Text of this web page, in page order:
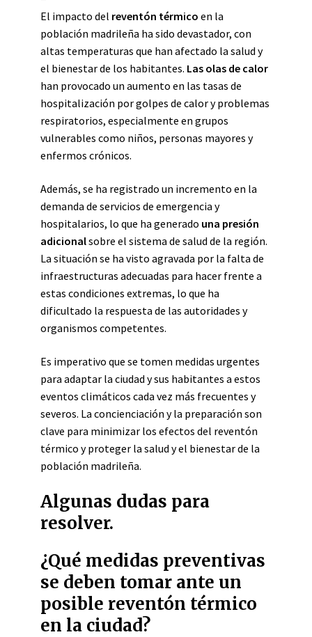
El impacto del reventón térmico en la
población madrileña ha sido devastador, con
altas temperaturas que han afectado la salud y
el bienestar de los habitantes. Las olas de calor
han provocado un aumento en las tasas de
hospitalización por golpes de calor y problemas
respiratorios, especialmente en grupos
vulnerables como niños, personas mayores y
enfermos crónicos.
Además, se ha registrado un incremento en la
demanda de servicios de emergencia y
hospitalarios, lo que ha generado una presión
adicionalsobre el sistema de salud de la región.
La situación se ha visto agravada por la falta de
infraestructuras adecuadas para hacer frente a
estas condiciones extremas, lo que ha
dificultado la respuesta de las autoridades y
organismos competentes.
Es imperativo que se tomen medidas urgentes
para adaptar la ciudad y sus habitantes a estos
eventos climáticos cada vez más frecuentes y
severos. La concienciación y la preparación son
clave para minimizar los efectos del reventón
térmico y proteger la salud y el bienestar de la
población madrileña.
Algunas dudas para
resolver.
¿Qué medidas preventivas
se deben tomar ante un
posible reventón térmico
en la ciudad?